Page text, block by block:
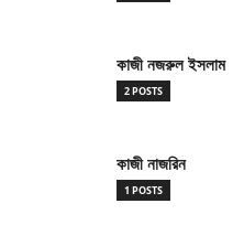
কাজী নজরুল ইসলাম
2 POSTS
কাজী নাজরিন
1 POSTS